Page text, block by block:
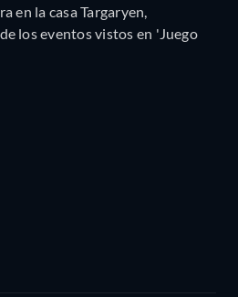
en la casa Targaryen,
los eventos vistos en 'Juego